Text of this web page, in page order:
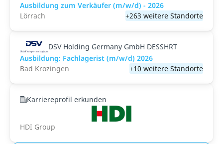
Ausbildung zum Verkäufer (m/w/d) - 2026
Lörrach
+263 weitere Standorte
DSV Holding Germany GmbH DESSHRT
Ausbildung: Fachlagerist (m/w/d) 2026
Bad Krozingen
+10 weitere Standorte
Karriereprofil erkunden
HDI Group